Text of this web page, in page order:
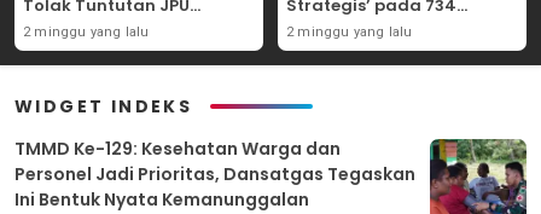
Tolak Tuntutan JPU
Tanjung Perak karena
Gagal Hadirkan Hartono
2 minggu yang lalu
Strategis’ pada 734
Perwira Baru, Tekankan
Netralitas dan Integritas
2 minggu yang lalu
WIDGET INDEKS
TMMD Ke-129: Kesehatan Warga dan
Personel Jadi Prioritas, Dansatgas Tegaskan
Ini Bentuk Nyata Kemanunggalan